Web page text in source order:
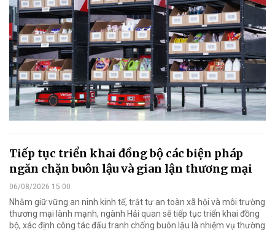
Tiếp tục triển khai đồng bộ các biện pháp
ngăn chặn buôn lậu và gian lận thương mại
06/08/2026 15:00
Nhằm giữ vững an ninh kinh tế, trật tự an toàn xã hội và môi trường
thương mại lành mạnh, ngành Hải quan sẽ tiếp tục triển khai đồng
bộ, xác định công tác đấu tranh chống buôn lậu là nhiệm vụ thường